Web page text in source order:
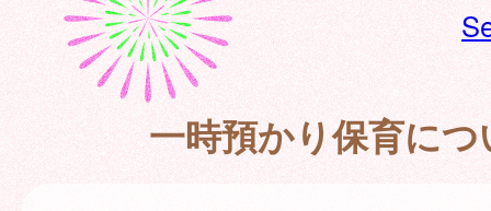
一時預かり保育につ